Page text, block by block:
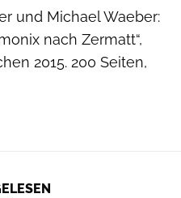
und Michael Waeber:
nach Zermatt“,
2015. 200 Seiten,